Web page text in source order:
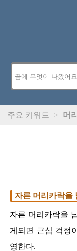
주요 키워드 > 머
자른 머리카락을
자른 머리카락을
게되면 근심 걱정
영한다.